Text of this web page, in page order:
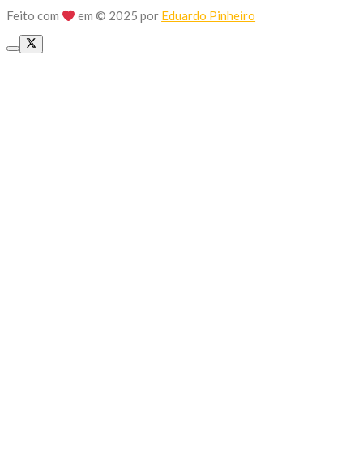
Feito com em © 2025 por Eduardo Pinheiro